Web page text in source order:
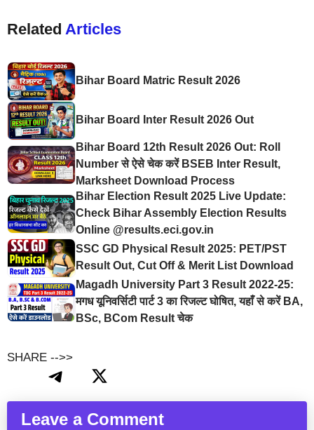
Related Articles
Bihar Board Matric Result 2026
Bihar Board Inter Result 2026 Out
Bihar Board 12th Result 2026 Out: Roll
Number से ऐसे चेक करें BSEB Inter Result,
Marksheet Download Process
Bihar Election Result 2025 Live Update:
Check Bihar Assembly Election Results
Online @results.eci.gov.in
SSC GD Physical Result 2025: PET/PST
Result Out, Cut Off & Merit List Download
Magadh University Part 3 Result 2022-25:
मगध यूनिवर्सिटी पार्ट 3 का रिजल्ट घोषित, यहाँ से करें BA,
BSc, BCom Result चेक
SHARE -->>
Leave a Comment